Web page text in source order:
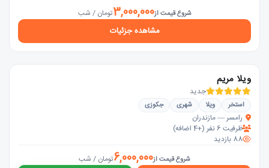
شروع قیمت از3,000,000تومان / شب
مشاهده جزئیات
ویلا مریم
جدید
استخر ویلا شهری جکوزی
رامسر — مازندران
ظرفیت 6 نفر (+4 اضافه)
88 بازدید
شروع قیمت از6,000,000تومان / شب